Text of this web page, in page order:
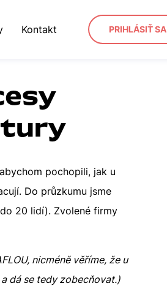
Kontakt PRIHLÁSIŤ SA
pochopili, jak u
Do průzkumu jsme
20 lidí). Zvolené firmy
nicméně věříme, že u
dá se tedy zobecňovat.)